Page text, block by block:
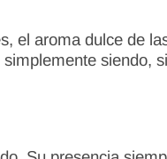
el aroma dulce de
siendo,